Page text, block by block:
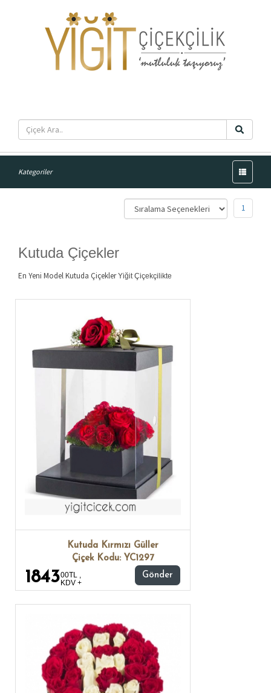
Menü
Kategoriler
1
Kutuda Çiçekler
En Yeni Model Kutuda ÇiçeklerYiğit Çiçekçilikte
Kutuda Kırmızı Güller
Çiçek Kodu: YC1297
184300TL ,
KDV +
Gönder